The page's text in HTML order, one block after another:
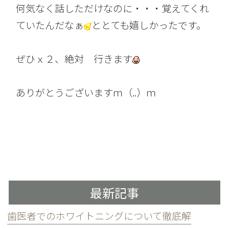
何気なく話しただけなのに・・・覚えてくれ
ていたんだなぁ
ととても嬉しかったです。
ぜひｘ２、絶対 行きます
ありがとうございますｍ（..）ｍ
最新記事
歯医者でのホワイトニングについて徹底解